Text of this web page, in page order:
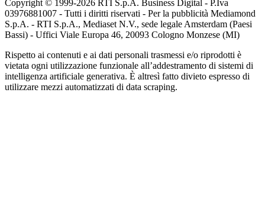
Copyright © 1999-2026 RTI S.p.A. Business Digital - P.Iva
03976881007 - Tutti i diritti riservati - Per la pubblicità Mediamond
S.p.A. - RTI S.p.A., Mediaset N.V., sede legale Amsterdam (Paesi
Bassi) - Uffici Viale Europa 46, 20093 Cologno Monzese (MI)
Rispetto ai contenuti e ai dati personali trasmessi e/o riprodotti è
vietata ogni utilizzazione funzionale all’addestramento di sistemi di
intelligenza artificiale generativa. È altresì fatto divieto espresso di
utilizzare mezzi automatizzati di data scraping.